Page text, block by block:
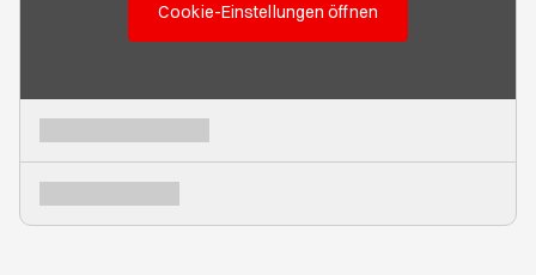
Cookie-Einstellungen öffnen